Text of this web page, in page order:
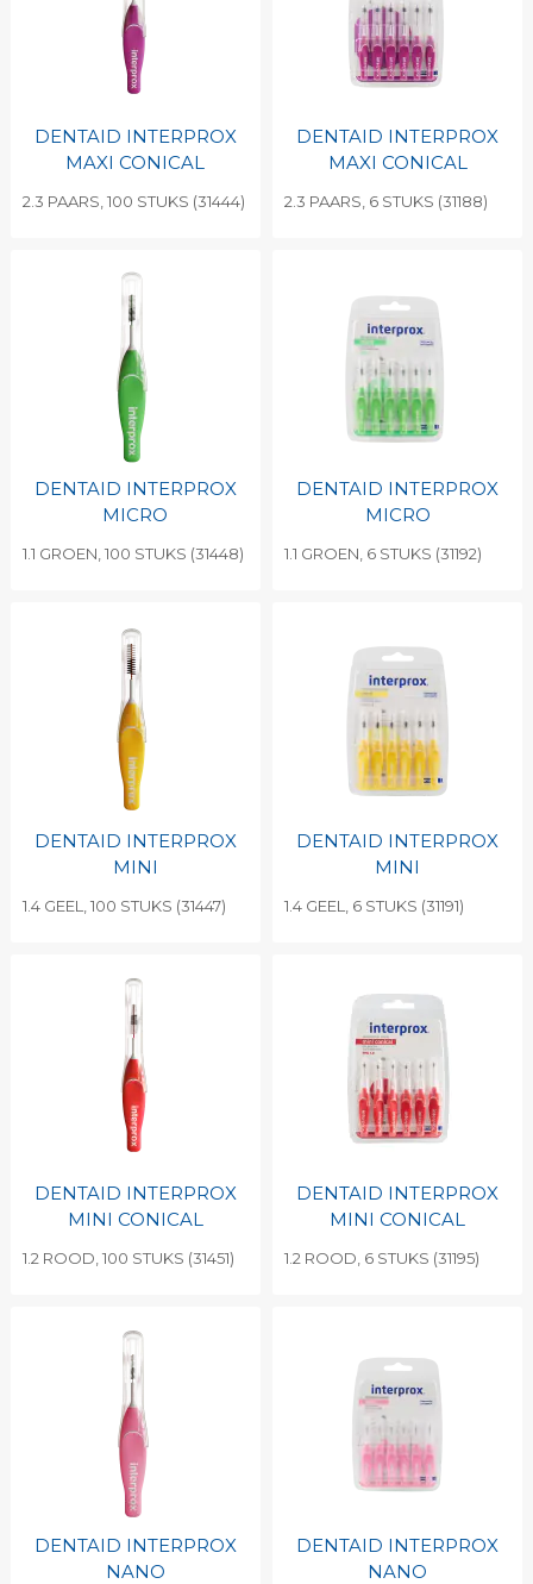
DENTAID INTERPROX
MAXI CONICAL
2.3 PAARS, 100 STUKS (31444)
DENTAID INTERPROX
MAXI CONICAL
2.3 PAARS, 6 STUKS (31188)
DENTAID INTERPROX
MICRO
1.1 GROEN, 100 STUKS (31448)
DENTAID INTERPROX
MICRO
1.1 GROEN, 6 STUKS (31192)
DENTAID INTERPROX
MINI
1.4 GEEL, 100 STUKS (31447)
DENTAID INTERPROX
MINI
1.4 GEEL, 6 STUKS (31191)
DENTAID INTERPROX
MINI CONICAL
1.2 ROOD, 100 STUKS (31451)
DENTAID INTERPROX
MINI CONICAL
1.2 ROOD, 6 STUKS (31195)
DENTAID INTERPROX
NANO
DENTAID INTERPROX
NANO